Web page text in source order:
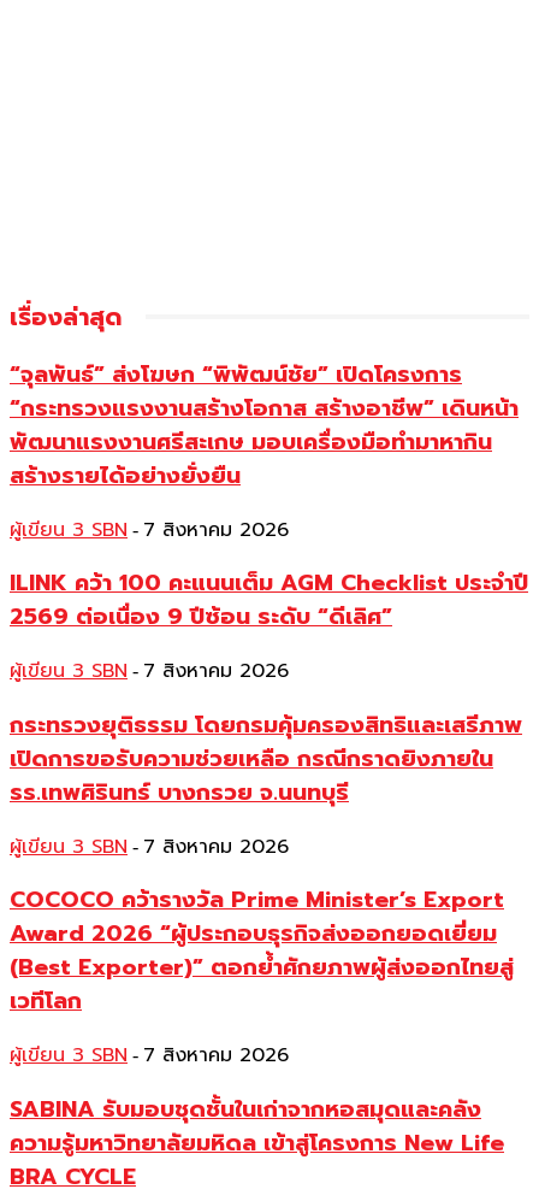
เรื่องล่าสุด
“จุลพันธ์” ส่งโฆษก “พิพัฒน์ชัย” เปิดโครงการ
“กระทรวงแรงงานสร้างโอกาส สร้างอาชีพ” เดินหน้า
พัฒนาแรงงานศรีสะเกษ มอบเครื่องมือทำมาหากิน
สร้างรายได้อย่างยั่งยืน
ผู้เขียน 3 SBN - 7 สิงหาคม 2026
ILINK คว้า 100 คะแนนเต็ม AGM Checklist ประจำปี
2569 ต่อเนื่อง 9 ปีซ้อน ระดับ “ดีเลิศ”
ผู้เขียน 3 SBN - 7 สิงหาคม 2026
กระทรวงยุติธรรม โดยกรมคุ้มครองสิทธิและเสรีภาพ
เปิดการขอรับความช่วยเหลือ กรณีกราดยิงภายใน
รร.เทพศิรินทร์ บางกรวย จ.นนทบุรี
ผู้เขียน 3 SBN - 7 สิงหาคม 2026
COCOCO คว้ารางวัล Prime Minister’s Export
Award 2026 “ผู้ประกอบธุรกิจส่งออกยอดเยี่ยม
(Best Exporter)” ตอกย้ำศักยภาพผู้ส่งออกไทยสู่
เวทีโลก
ผู้เขียน 3 SBN - 7 สิงหาคม 2026
SABINA รับมอบชุดชั้นในเก่าจากหอสมุดและคลัง
ความรู้มหาวิทยาลัยมหิดล เข้าสู่โครงการ New Life
BRA CYCLE